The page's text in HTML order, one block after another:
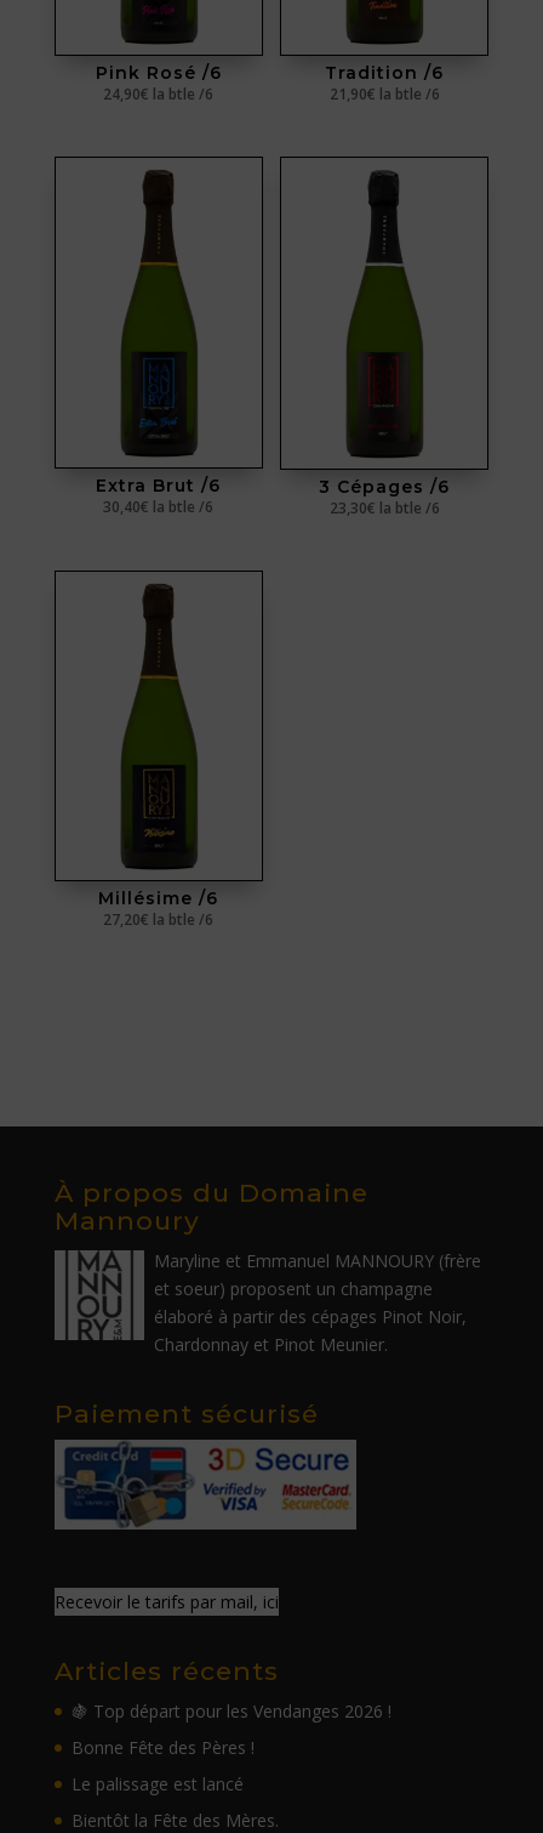
Pink Rosé /6
24,90€ la btle /6
Tradition /6
21,90€ la btle /6
Extra Brut /6
30,40€ la btle /6
3 Cépages /6
23,30€ la btle /6
Millésime /6
27,20€ la btle /6
À propos du Domaine
Mannoury
Maryline et Emmanuel MANNOURY (frère
et soeur) proposent un champagne
élaboré à partir des cépages Pinot Noir,
Chardonnay et Pinot Meunier.
Paiement sécurisé
Recevoir le tarifs par mail, ici
Articles récents
🍇 Top départ pour les Vendanges 2026 !
Bonne Fête des Pères !
Le palissage est lancé
Bientôt la Fête des Mères.